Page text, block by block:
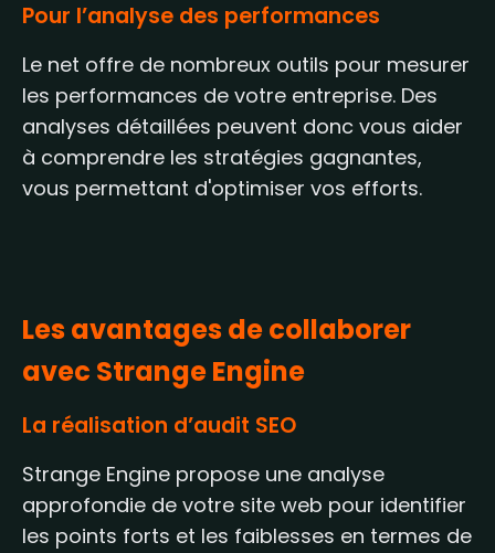
Pour l’analyse des performances
Le net offre de nombreux outils pour mesurer
les performances de votre entreprise. Des
analyses détaillées peuvent donc vous aider
à comprendre les stratégies gagnantes,
vous permettant d'optimiser vos efforts.
Les avantages de collaborer
avec Strange Engine
La réalisation d’audit SEO
Strange Engine propose une analyse
approfondie de votre site web pour identifier
les points forts et les faiblesses en termes de